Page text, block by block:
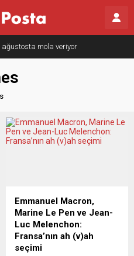
ağustosta mola veriyor
Emmanuel Macron,
Marine Le Pen ve Jean-
Luc Melenchon:
Fransa’nın ah (v)ah
seçimi